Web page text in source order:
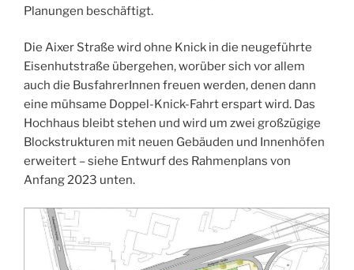
Planungen beschäftigt.
Die Aixer Straße wird ohne Knick in die neugeführte
Eisenhutstraße übergehen, worüber sich vor allem
auch die BusfahrerInnen freuen werden, denen dann
eine mühsame Doppel-Knick-Fahrt erspart wird. Das
Hochhaus bleibt stehen und wird um zwei großzügige
Blockstrukturen mit neuen Gebäuden und Innenhöfen
erweitert – siehe Entwurf des Rahmenplans von
Anfang 2023 unten.